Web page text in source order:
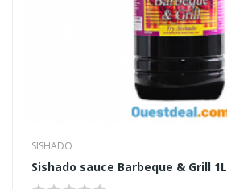
SISHADO
Sishado sauce Barbeque & Grill 1L